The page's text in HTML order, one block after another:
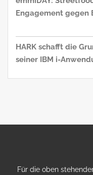
Engagement gegen
HARK schafft die
seiner IBM i-
Für die oben